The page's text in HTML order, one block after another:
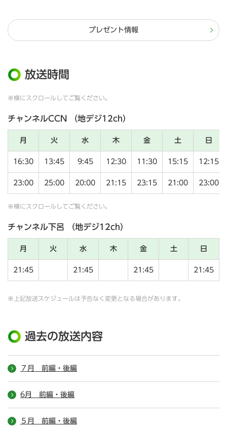
プレゼント情報
放送時間
※横にスクロールしてご覧ください。
チャンネルCCN （地デジ12ch）
月 火 水 木 金 土 日
16:30 13:45 9:45 12:30 11:30 15:15 12:15
23:00 25:00 20:00 21:15 23:15 21:00 23:00
※横にスクロールしてご覧ください。
チャンネル下呂 （地デジ12ch）
月 火 水 木 金 土 日
21:45 21:45 21:45 21:45
※上記放送スケジュールは予告なく変更となる場合があります。
過去の放送内容
７月 前編・後編
6月 前編・後編
５月 前編・後編